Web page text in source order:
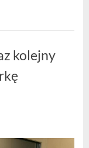
kolejny